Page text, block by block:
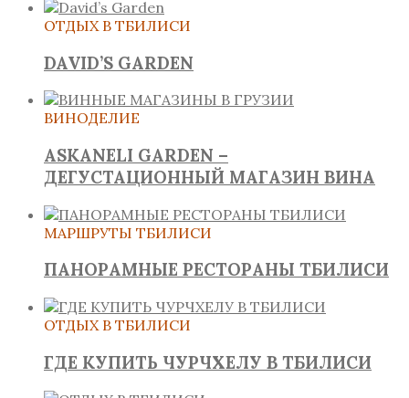
ОТДЫХ В ТБИЛИСИ
DAVID’S GARDEN
ВИНОДЕЛИЕ
ASKANELI GARDEN –
ДЕГУСТАЦИОННЫЙ МАГАЗИН ВИНА
МАРШРУТЫ ТБИЛИСИ
ПАНОРАМНЫЕ РЕСТОРАНЫ ТБИЛИСИ
ОТДЫХ В ТБИЛИСИ
ГДЕ КУПИТЬ ЧУРЧХЕЛУ В ТБИЛИСИ